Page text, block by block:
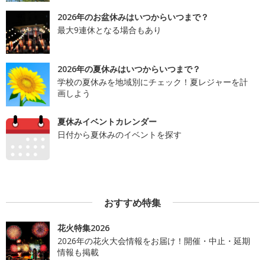
2026年のお盆休みはいつからいつまで？
最大9連休となる場合もあり
2026年の夏休みはいつからいつまで？
学校の夏休みを地域別にチェック！夏レジャーを計
画しよう
夏休みイベントカレンダー
日付から夏休みのイベントを探す
おすすめ特集
花火特集2026
2026年の花火大会情報をお届け！開催・中止・延期
情報も掲載